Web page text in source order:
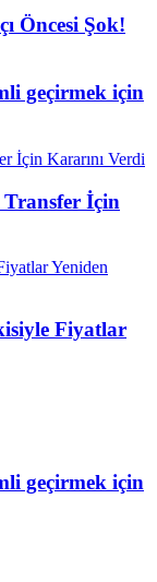
Öncesi Şok!
geçirmek için
Transfer İçin
Fiyatlar
geçirmek için